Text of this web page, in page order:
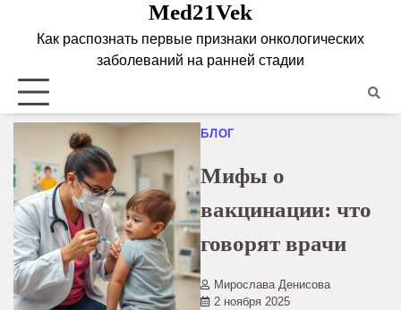
Med21Vek
Как распознать первые признаки онкологических
заболеваний на ранней стадии
БЛОГ
Мифы о
вакцинации: что
говорят врачи
Мирослава Денисова
2 ноября 2025